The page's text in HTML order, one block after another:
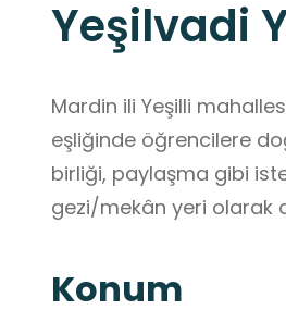
Yeşilvadi
Mardin ili Yeşilli mahallesinde
eşliğinde öğrencilere
birliği, paylaşma gibi
gezi/mekân yeri olarak
Konum